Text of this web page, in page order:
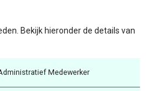
Bekijk hieronder de details van
Medewerker